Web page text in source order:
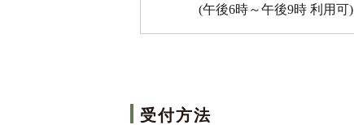
(午後6時～午後9時 利用可)
受付方法